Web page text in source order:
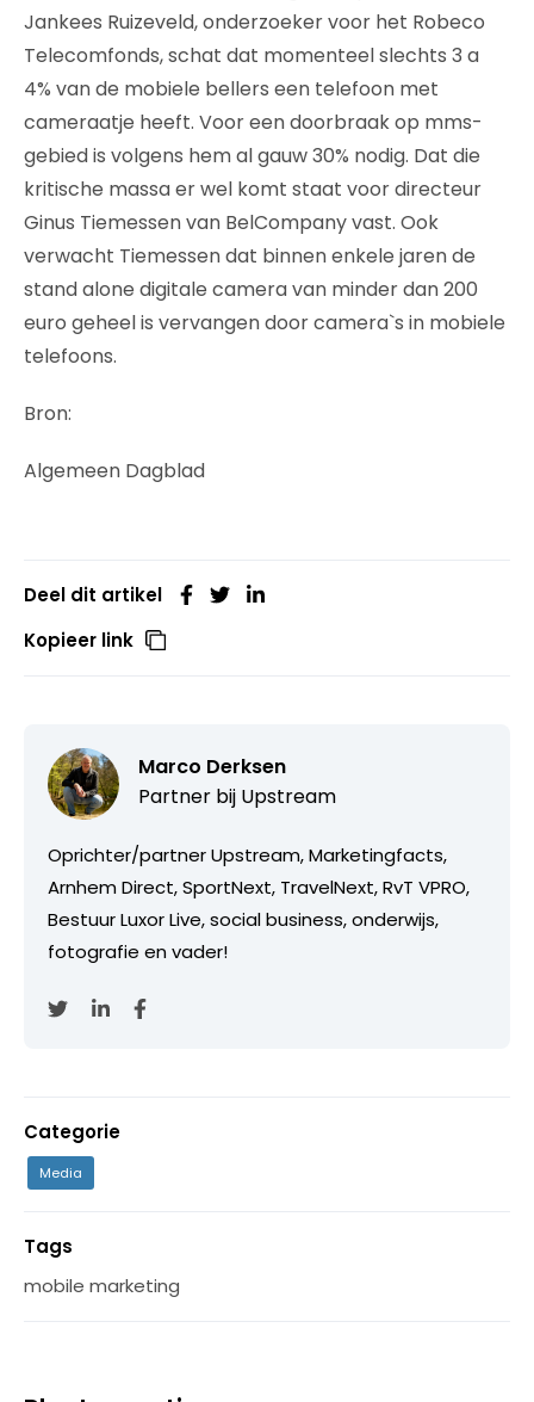
Jankees Ruizeveld, onderzoeker voor het Robeco
Telecomfonds, schat dat momenteel slechts 3 a
4% van de mobiele bellers een telefoon met
cameraatje heeft. Voor een doorbraak op mms-
gebied is volgens hem al gauw 30% nodig. Dat die
kritische massa er wel komt staat voor directeur
Ginus Tiemessen van BelCompany vast. Ook
verwacht Tiemessen dat binnen enkele jaren de
stand alone digitale camera van minder dan 200
euro geheel is vervangen door camera`s in mobiele
telefoons.
Bron:
Algemeen Dagblad
Deel dit artikel
Kopieer link
Marco Derksen
Partner bij Upstream
Oprichter/partner Upstream, Marketingfacts,
Arnhem Direct, SportNext, TravelNext, RvT VPRO,
Bestuur Luxor Live, social business, onderwijs,
fotografie en vader!
Categorie
Media
Tags
mobile marketing